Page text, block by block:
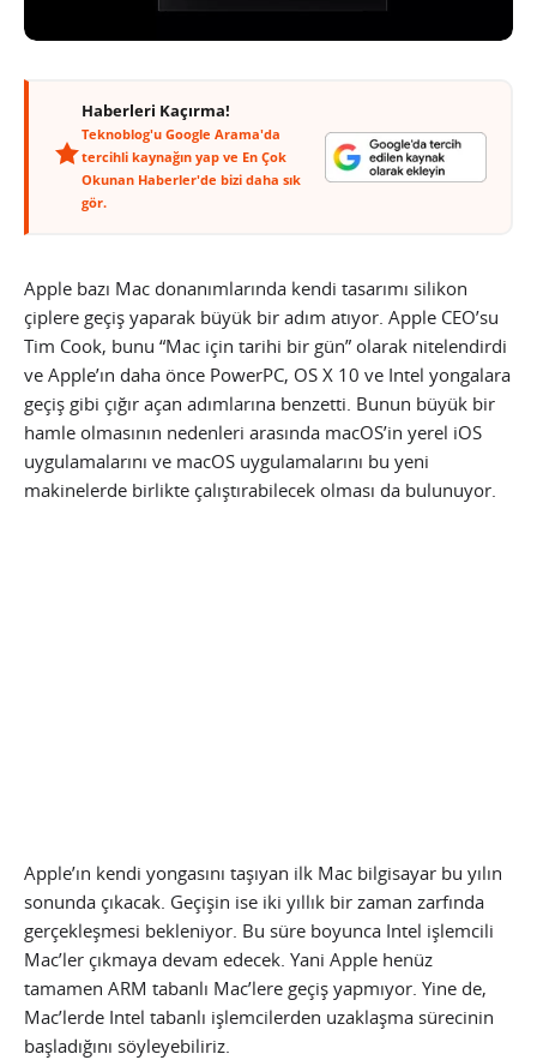
Haberleri Kaçırma!
Teknoblog'u Google Arama'da
tercihli kaynağın yap ve En Çok
Okunan Haberler'de bizi daha sık
gör.
Apple bazı Mac donanımlarında kendi tasarımı silikon
çiplere geçiş yaparak büyük bir adım atıyor. Apple CEO’su
Tim Cook, bunu “Mac için tarihi bir gün” olarak nitelendirdi
ve Apple’ın daha önce PowerPC, OS X 10 ve Intel yongalara
geçiş gibi çığır açan adımlarına benzetti. Bunun büyük bir
hamle olmasının nedenleri arasında macOS’in yerel iOS
uygulamalarını ve macOS uygulamalarını bu yeni
makinelerde birlikte çalıştırabilecek olması da bulunuyor.
Apple’ın kendi yongasını taşıyan ilk Mac bilgisayar bu yılın
sonunda çıkacak. Geçişin ise iki yıllık bir zaman zarfında
gerçekleşmesi bekleniyor. Bu süre boyunca Intel işlemcili
Mac’ler çıkmaya devam edecek. Yani Apple henüz
tamamen ARM tabanlı Mac’lere geçiş yapmıyor. Yine de,
Mac’lerde Intel tabanlı işlemcilerden uzaklaşma sürecinin
başladığını söyleyebiliriz.